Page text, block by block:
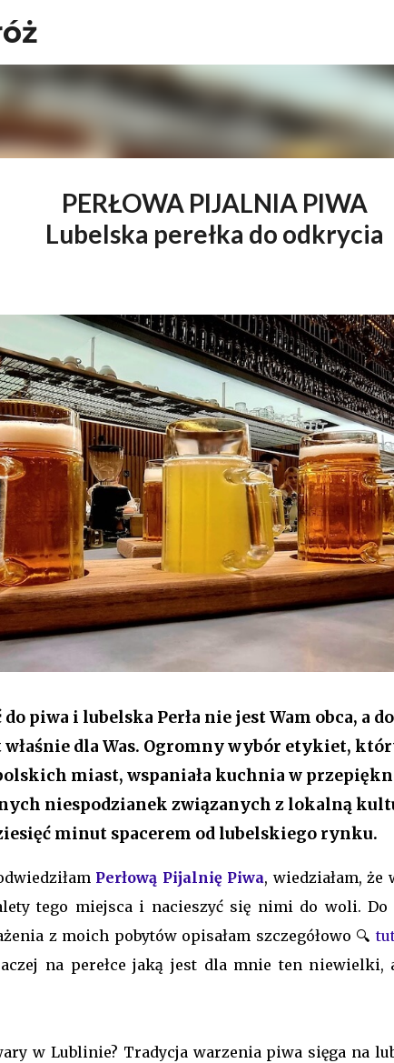
PERŁOWA PIJALNIA PIWA
Lubelska perełka do odkrycia
do piwa i lubelska Perła nie jest Wam obca, a
właśnie dla Was. Ogromny wybór etykiet,
miast, wspaniała kuchnia w
niespodzianek związanych z lokalną
minut spacerem od lubelskiego rynku.
Perłową Pijalnię Piwa, wiedziałam, że
tego miejsca i nacieszyć się nimi do woli. Do
z moich pobytów opisałam szczegółowo 🔍
na perełce jaką jest dla mnie ten
w Lublinie? Tradycja warzenia piwa sięga na